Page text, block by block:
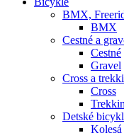
BMX,
BMX
Cestné a
Cestné
Gravel
Cross a
Cross
Detské